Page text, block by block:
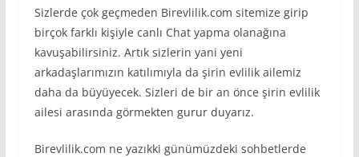
Sizlerde çok geçmeden Birevlilik.com sitemize girip
birçok farklı kişiyle canlı Chat yapma olanağına
kavuşabilirsiniz. Artık sizlerin yani yeni
arkadaşlarımızın katılımıyla da şirin evlilik ailemiz
daha da büyüyecek. Sizleri de bir an önce şirin evlilik
ailesi arasında görmekten gurur duyarız.
Birevlilik.com ne yazıkki günümüzdeki sohbetlerde